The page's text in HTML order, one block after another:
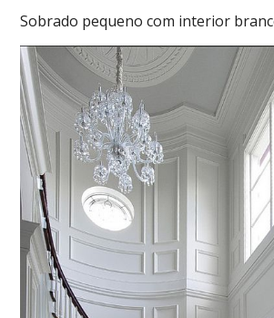
Sobrado pequeno com interior